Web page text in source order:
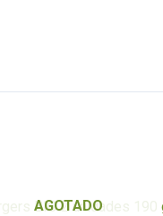
AGOTADO